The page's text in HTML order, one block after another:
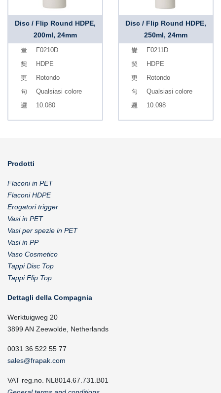
Disc / Flip Round HDPE,
200ml, 24mm
F0210D
HDPE
Rotondo
Qualsiasi colore
10.080
Disc / Flip Round HDPE,
250ml, 24mm
F0211D
HDPE
Rotondo
Qualsiasi colore
10.098
Prodotti
Flaconi in PET
Flaconi HDPE
Erogatori trigger
Vasi in PET
Vasi per spezie in PET
Vasi in PP
Vaso Cosmetico
Tappi Disc Top
Tappi Flip Top
Dettagli della Compagnia
Werktuigweg 20
3899 AN Zeewolde, Netherlands
0031 36 522 55 77
sales@frapak.com
VAT reg.no. NL8014.67.731.B01